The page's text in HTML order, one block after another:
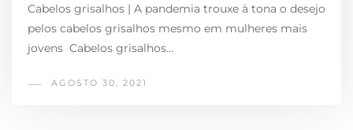
Cabelos grisalhos | A pandemia trouxe à tona o desejo
pelos cabelos grisalhos mesmo em mulheres mais
jovens Cabelos grisalhos…
AGOSTO 30, 2021